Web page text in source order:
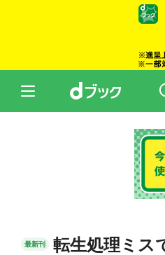
最新刊 転生処理ミス